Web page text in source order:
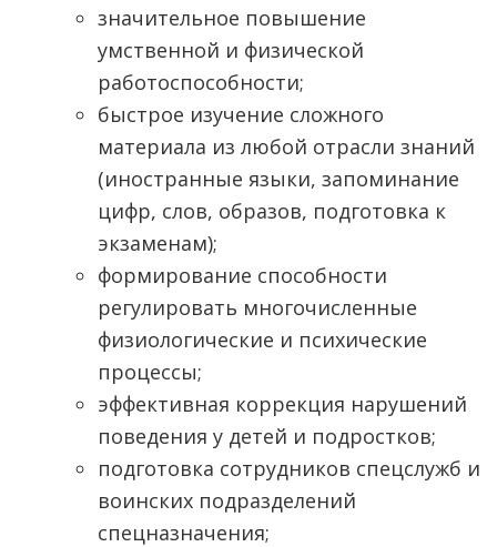
значительное повышение
умственной и физической
работоспособности;
быстрое изучение сложного
материала из любой отрасли знаний
(иностранные языки, запоминание
цифр, слов, образов, подготовка к
экзаменам);
формирование способности
регулировать многочисленные
физиологические и психические
процессы;
эффективная коррекция нарушений
поведения у детей и подростков;
подготовка сотрудников спецслужб и
воинских подразделений
спецназначения;